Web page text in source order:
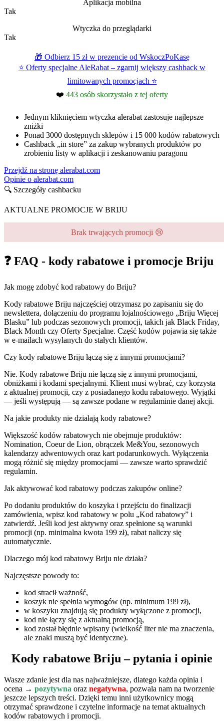
Aplikacja mobilna
Tak
Wtyczka do przeglądarki
Tak
🎁 Odbierz 15 zł w prezencie od WskoczPoKasę
⭐ Oferty specjalne AleRabat – zgarnij większy cashback w
limitowanych promocjach ⭐
❤️ 443 osób skorzystało z tej oferty
Jednym kliknięciem wtyczka alerabat zastosuje najlepsze
zniżki
Ponad 3000 dostępnych sklepów i 15 000 kodów rabatowych
Cashback „in store” za zakup wybranych produktów po
zrobieniu listy w aplikacji i zeskanowaniu paragonu
Przejdź na stronę alerabat.com
Opinie o alerabat.com
🔍 Szczegóły cashbacku
AKTUALNE PROMOCJE W BRIJU
Brak trwających promocji 😢
❓ FAQ - kody rabatowe i promocje Briju
Jak mogę zdobyć kod rabatowy do Briju?
Kody rabatowe Briju najczęściej otrzymasz po zapisaniu się do
newslettera, dołączeniu do programu lojalnościowego „Briju Więcej
Blasku” lub podczas sezonowych promocji, takich jak Black Friday,
Black Month czy Oferty Specjalne. Część kodów pojawia się także
w e-mailach wysyłanych do stałych klientów.
Czy kody rabatowe Briju łączą się z innymi promocjami?
Nie. Kody rabatowe Briju nie łączą się z innymi promocjami,
obniżkami i kodami specjalnymi. Klient musi wybrać, czy korzysta
z aktualnej promocji, czy z posiadanego kodu rabatowego. Wyjątki
— jeśli występują — są zawsze podane w regulaminie danej akcji.
Na jakie produkty nie działają kody rabatowe?
Większość kodów rabatowych nie obejmuje produktów:
Nomination, Coeur de Lion, obrączek Me&You, sezonowych
kalendarzy adwentowych oraz kart podarunkowych. Wyłączenia
mogą różnić się między promocjami — zawsze warto sprawdzić
regulamin.
Jak aktywować kod rabatowy podczas zakupów online?
Po dodaniu produktów do koszyka i przejściu do finalizacji
zamówienia, wpisz kod rabatowy w polu „Kod rabatowy” i
zatwierdź. Jeśli kod jest aktywny oraz spełnione są warunki
promocji (np. minimalna kwota 199 zł), rabat naliczy się
automatycznie.
Dlaczego mój kod rabatowy Briju nie działa?
Najczęstsze powody to:
kod stracił ważność,
koszyk nie spełnia wymogów (np. minimum 199 zł),
w koszyku znajdują się produkty wyłączone z promocji,
kod nie łączy się z aktualną promocją,
kod został błędnie wpisany (wielkość liter nie ma znaczenia,
ale znaki muszą być identyczne).
Kody rabatowe Briju – pytania i opinie
Wasze zdanie jest dla nas najważniejsze, dlatego każda opinia i
ocena → pozytywna oraz negatywna, pozwala nam na tworzenie
jeszcze lepszych treści. Dzięki temu inni użytkownicy mogą
otrzymać sprawdzone i czytelne informacje na temat aktualnych
kodów rabatowych i promocji.